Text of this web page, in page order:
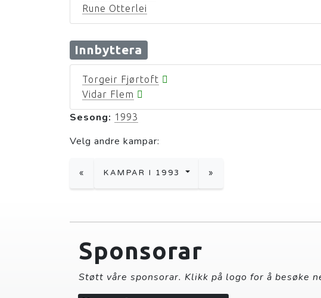
Rune Otterlei
Innbyttera
Torgeir Fjørtoft
Vidar Flem
Sesong: 1993
Velg andre kampar:
« KAMPAR I 1993 »
Sponsorar
Støtt våre sponsorar. Klikk på logo for å besøke